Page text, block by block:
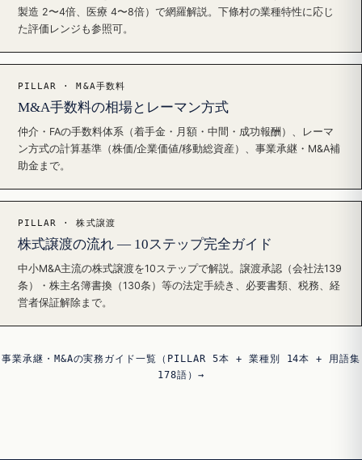
製造 2〜4倍、医療 4〜8倍）で網羅解説。下條村の業種特性に応じ
た評価レンジも参照可。
PILLAR · M&A手数料
M&A手数料の相場とレーマン方式
仲介・FAの手数料体系（着手金・月額・中間・成功報酬）、レーマ
ン方式の計算基準（株価/企業価値/移動総資産）、事業承継・M&A補
助金まで。
PILLAR · 株式譲渡
株式譲渡の流れ — 10ステップ完全ガイド
中小M&A主流の株式譲渡を10ステップで解説。譲渡承認（会社法139
条）・株主名簿書換（130条）等の法定手続き、必要書類、税務、経
営者保証解除まで。
事業承継・M&Aの実務ガイド一覧（PILLAR 5本 + 業種別 14本 + 用語集
178語）→